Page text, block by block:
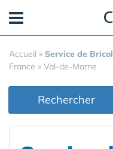
Accueil » Service de
France » Val-de-Marne
Rechercher